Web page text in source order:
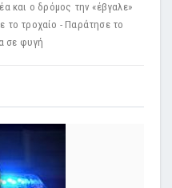
και ο δρόμος την «έβγαλε»
το τροχαίο - Παράτησε το
σε φυγή